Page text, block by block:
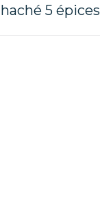
5 épices